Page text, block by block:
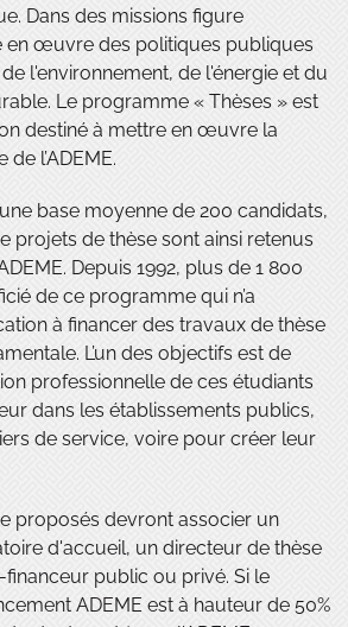
Dans des missions figure
en œuvre des politiques publiques
l'environnement, de l'énergie et du
Le programme « Thèses » est
destiné à mettre en œuvre la
l’ADEME.
base moyenne de 200 candidats,
projets de thèse sont ainsi retenus
Depuis 1992, plus de 1 800
de ce programme qui n’a
à financer des travaux de thèse
L’un des objectifs est de
professionnelle de ces étudiants
dans les établissements publics,
de service, voire pour créer leur
proposés devront associer un
d'accueil, un directeur de thèse
public ou privé. Si le
ADEME est à hauteur de 50%